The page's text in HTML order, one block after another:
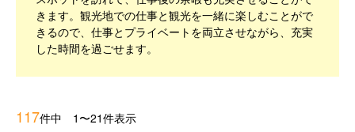
きます。観光地での仕事と観光を一緒に楽しむことがで
きるので、仕事とプライベートを両立させながら、充実
した時間を過ごせます。
117件中 1〜21件表示